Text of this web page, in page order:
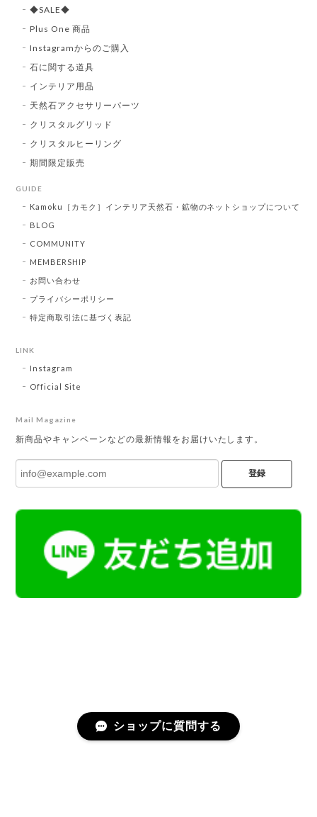
◆SALE◆
Plus One 商品
Instagramからのご購入
石に関する道具
インテリア用品
天然石アクセサリーパーツ
クリスタルグリッド
クリスタルヒーリング
期間限定販売
GUIDE
Kamoku［カモク］インテリア天然石・鉱物のネットショップについて
BLOG
COMMUNITY
MEMBERSHIP
お問い合わせ
プライバシーポリシー
特定商取引法に基づく表記
LINK
Instagram
Official Site
Mail Magazine
新商品やキャンペーンなどの最新情報をお届けいたします。
登録
ショップに質問する